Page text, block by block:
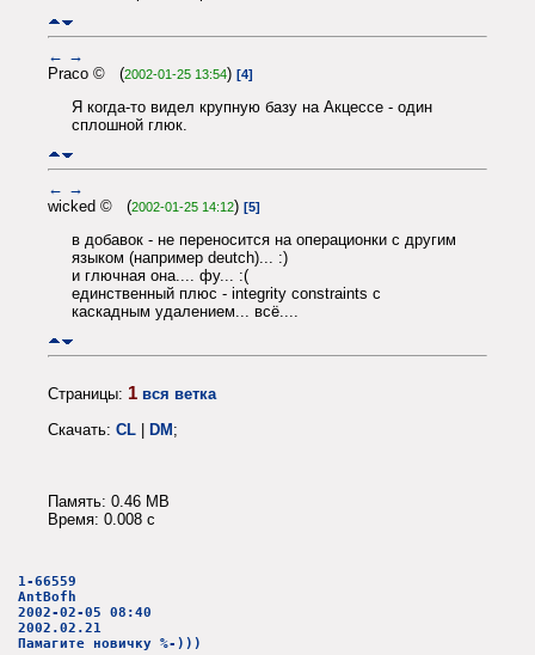
← →
Praco © (2002-01-25 13:54) [4]
Я когда-то видел крупную базу на Акцессе - один
сплошной глюк.
← →
wicked © (2002-01-25 14:12) [5]
в добавок - не переносится на операционки с другим
языком (например deutch)... :)
и глючная она.... фу... :(
единственный плюс - integrity constraints с
каскадным удалением... всё....
Страницы: 1 вся ветка
Скачать: CL | DM;
Память: 0.46 MB
Время: 0.008 c
1-66559
AntBofh
2002-02-05 08:40
2002.02.21
Памагите новичку %-)))